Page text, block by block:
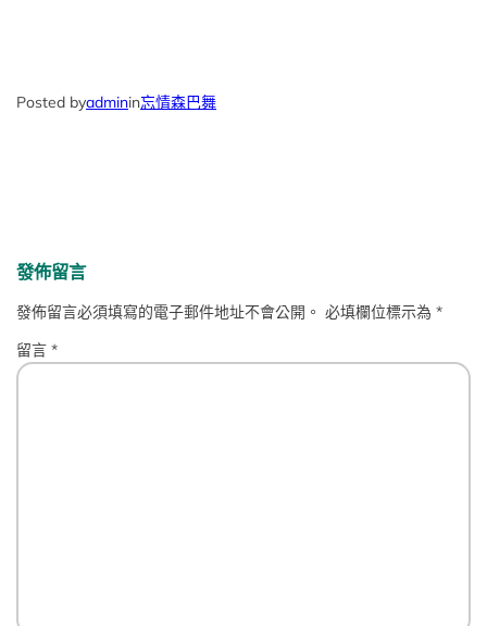
Posted byadminin忘情森巴舞
發佈留言
發佈留言必須填寫的電子郵件地址不會公開。 必填欄位標示為*
留言*